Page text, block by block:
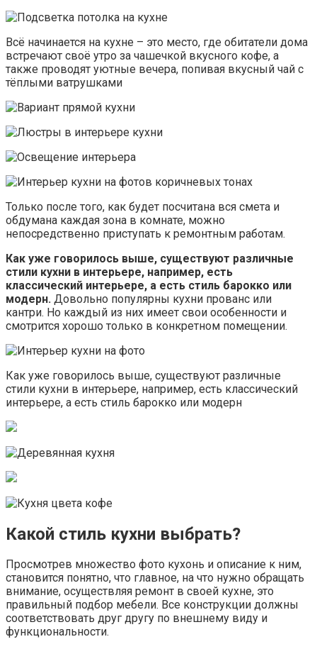
Всё начинается на кухне – это место, где обитатели дома
встречают своё утро за чашечкой вкусного кофе, а
также проводят уютные вечера, попивая вкусный чай с
тёплыми ватрушками
Только после того, как будет посчитана вся смета и
обдумана каждая зона в комнате, можно
непосредственно приступать к ремонтным работам.
Как уже говорилось выше, существуют различные
стили кухни в интерьере, например, есть
классический интерьере, а есть стиль барокко или
модерн. Довольно популярны кухни прованс или
кантри. Но каждый из них имеет свои особенности и
смотрится хорошо только в конкретном помещении.
Как уже говорилось выше, существуют различные
стили кухни в интерьере, например, есть классический
интерьере, а есть стиль барокко или модерн
Какой стиль кухни выбрать?
Просмотрев множество фото кухонь и описание к ним,
становится понятно, что главное, на что нужно обращать
внимание, осуществляя ремонт в своей кухне, это
правильный подбор мебели. Все конструкции должны
соответствовать друг другу по внешнему виду и
функциональности.